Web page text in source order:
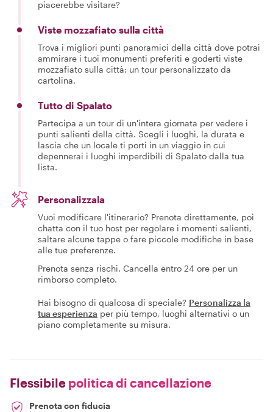
piacerebbe visitare?
Viste mozzafiato sulla città
Trova i migliori punti panoramici della città dove potrai
ammirare i tuoi monumenti preferiti e goderti viste
mozzafiato sulla città: un tour personalizzato da
cartolina.
Tutto di Spalato
Partecipa a un tour di un'intera giornata per vedere i
punti salienti della città. Scegli i luoghi, la durata e
lascia che un locale ti porti in un viaggio in cui
depennerai i luoghi imperdibili di Spalato dalla tua
lista.
Personalizzala
Vuoi modificare l'itinerario? Prenota direttamente, poi
chatta con il tuo host per regolare i momenti salienti,
saltare alcune tappe o fare piccole modifiche in base
alle tue preferenze.
Prenota senza rischi. Cancella entro 24 ore per un
rimborso completo.
Hai bisogno di qualcosa di speciale? Personalizza la
tua esperienza per più tempo, luoghi alternativi o un
piano completamente su misura.
Flessibile politica di cancellazione
Prenota con fiducia